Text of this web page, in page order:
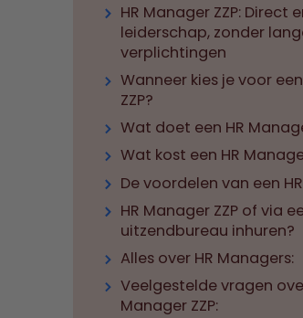
HR Manager ZZP: Direct
leiderschap, zonder
verplichtingen
Wanneer kies je voor
ZZP?
Wat doet een HR
Wat kost een HR
De voordelen van een
HR Manager ZZP of via
uitzendbureau inhuren?
Alles over HR Managers:
Veelgestelde vragen
Manager ZZP: